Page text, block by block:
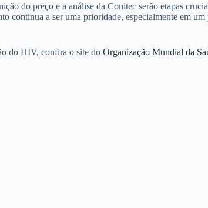
do preço e a análise da Conitec serão etapas
continua a ser uma prioridade, especialmente em um
do HIV, confira o site do Organização Mundial da